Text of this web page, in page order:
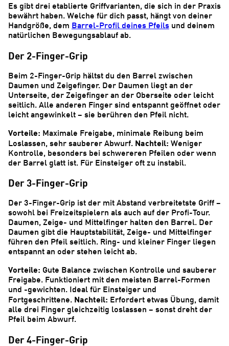
Es gibt drei etablierte Griffvarianten, die sich in der Praxis
bewährt haben. Welche für dich passt, hängt von deiner
Handgröße, dem Barrel-Profil deines Pfeils und deinem
natürlichen Bewegungsablauf ab.
Der 2-Finger-Grip
Beim 2-Finger-Grip hältst du den Barrel zwischen
Daumen und Zeigefinger. Der Daumen liegt an der
Unterseite, der Zeigefinger an der Oberseite oder leicht
seitlich. Alle anderen Finger sind entspannt geöffnet oder
leicht angewinkelt – sie berühren den Pfeil nicht.
Vorteile: Maximale Freigabe, minimale Reibung beim
Loslassen, sehr sauberer Abwurf. Nachteil: Weniger
Kontrolle, besonders bei schwereren Pfeilen oder wenn
der Barrel glatt ist. Für Einsteiger oft zu instabil.
Der 3-Finger-Grip
Der 3-Finger-Grip ist der mit Abstand verbreitetste Griff –
sowohl bei Freizeitspielern als auch auf der Profi-Tour.
Daumen, Zeige- und Mittelfinger halten den Barrel. Der
Daumen gibt die Hauptstabilität, Zeige- und Mittelfinger
führen den Pfeil seitlich. Ring- und kleiner Finger liegen
entspannt an oder stehen leicht ab.
Vorteile: Gute Balance zwischen Kontrolle und sauberer
Freigabe. Funktioniert mit den meisten Barrel-Formen
und -gewichten. Ideal für Einsteiger und
Fortgeschrittene. Nachteil: Erfordert etwas Übung, damit
alle drei Finger gleichzeitig loslassen – sonst dreht der
Pfeil beim Abwurf.
Der 4-Finger-Grip